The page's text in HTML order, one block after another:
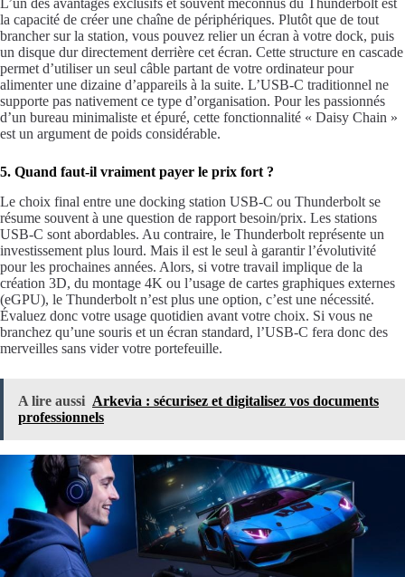
la capacité de créer une chaîne de périphériques. Plutôt que de tout
brancher sur la station, vous pouvez relier un écran à votre dock, puis
un disque dur directement derrière cet écran. Cette structure en cascade
permet d’utiliser un seul câble partant de votre ordinateur pour
alimenter une dizaine d’appareils à la suite. L’USB-C traditionnel ne
supporte pas nativement ce type d’organisation. Pour les passionnés
d’un bureau minimaliste et épuré, cette fonctionnalité « Daisy Chain »
est un argument de poids considérable.
5. Quand faut-il vraiment payer le prix fort ?
Le choix final entre une docking station USB-C ou Thunderbolt se
résume souvent à une question de rapport besoin/prix. Les stations
USB-C sont abordables. Au contraire, le Thunderbolt représente un
investissement plus lourd. Mais il est le seul à garantir l’évolutivité
pour les prochaines années. Alors, si votre travail implique de la
création 3D, du montage 4K ou l’usage de cartes graphiques externes
(eGPU), le Thunderbolt n’est plus une option, c’est une nécessité.
Évaluez donc votre usage quotidien avant votre choix. Si vous ne
branchez qu’une souris et un écran standard, l’USB-C fera donc des
merveilles sans vider votre portefeuille.
A lire aussi Arkevia : sécurisez et digitalisez vos documents
professionnels